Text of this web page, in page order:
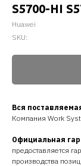
S5700-HI
Huawei
SKU:
Вся
Компания Work
Официальная
предоставляется
производства